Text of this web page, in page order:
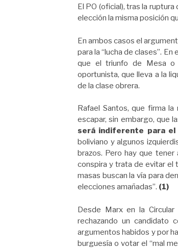
El PO (oficial), tras la
elección la misma posición
En ambos casos el
para la “lucha de clases”.
que el triunfo de Mesa o
oportunista, que lleva a la
de la clase obrera.
Rafael Santos, que firma
escapar, sin embargo, que
será indiferente para
boliviano y algunos
brazos. Pero hay que
conspira y trata de evitar el
masas buscan la vía para
elecciones amañadas”. (1)
Desde Marx en la
rechazando un candidato
argumentos habidos y por
burguesía o votar el “mal